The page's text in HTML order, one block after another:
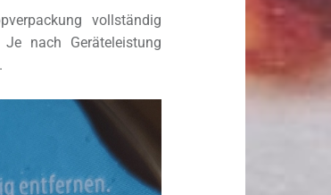
vollständig
nach Geräteleistung